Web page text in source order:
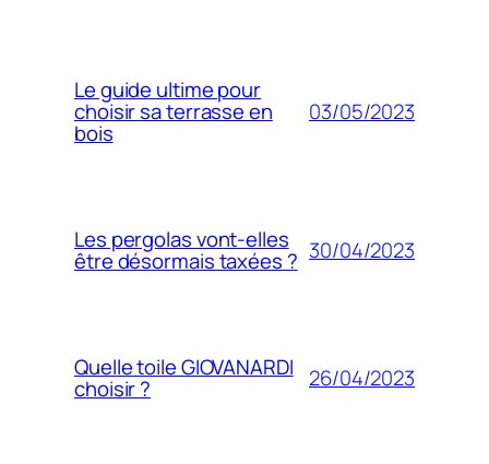
Le guide ultime pour
choisir sa terrasse en
bois
03/05/2023
Les pergolas vont-elles
être désormais taxées ? 30/04/2023
Quelle toile GIOVANARDI
choisir ? 26/04/2023